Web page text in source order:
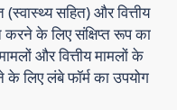
सहित) और वित्तीय
करने के लिए संक्षिप्त रूप का
और वित्तीय मामलों के
लिए लंबे फॉर्म का उपयोग